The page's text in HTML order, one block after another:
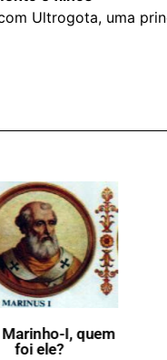
Ultrogota, uma
I, quem